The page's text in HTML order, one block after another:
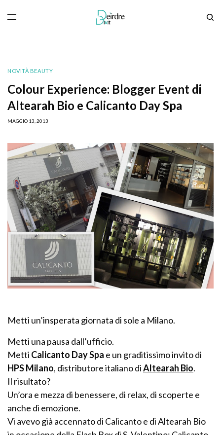
NOVITÀ BEAUTY
Colour Experience: Blogger Event di
Altearah Bio e Calicanto Day Spa
MAGGIO 13, 2013
Metti un’insperata giornata di sole a Milano.
Metti una pausa dall’ufficio.
Metti Calicanto Day Spa e un graditissimo invito di
HPS Milano, distributore italiano diAltearah Bio.
Il risultato?
Un’ora e mezza di benessere, di relax, di scoperte e
anche di emozione.
Vi avevo già accennato di Calicanto e di Altearah Bio